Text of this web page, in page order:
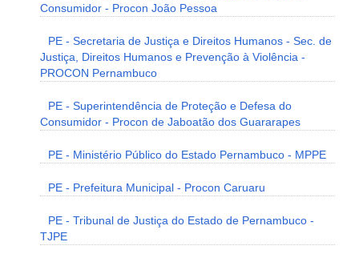
Consumidor - Procon João Pessoa
PE - Secretaria de Justiça e Direitos Humanos - Sec. de
Justiça, Direitos Humanos e Prevenção à Violência -
PROCON Pernambuco
PE - Superintendência de Proteção e Defesa do
Consumidor - Procon de Jaboatão dos Guararapes
PE - Ministério Público do Estado Pernambuco - MPPE
PE - Prefeitura Municipal - Procon Caruaru
PE - Tribunal de Justiça do Estado de Pernambuco -
TJPE